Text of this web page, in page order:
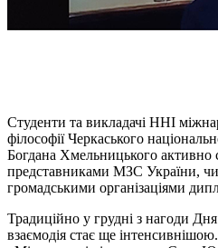
Студенти та викладачі ННІ
філософії Черкаського
Богдана Хмельницького активно
представниками МЗС України,
громадськими організаціями
Традиційно у грудні з нагоди Дня
взаємодія стає ще